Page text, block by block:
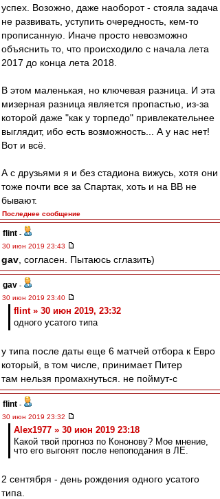
успех. Возожно, даже наоборот - стояла задача
не развивать, уступить очередность, кем-то
прописанную. Иначе просто невозможно
объяснить то, что происходило с начала лета
2017 до конца лета 2018.
В этом маленькая, но ключевая разница. И эта
мизерная разница является пропастью, из-за
которой даже "как у торпедо" привлекательнее
выглядит, ибо есть возможность... А у нас нет!
Вот и всё.
А с друзьями я и без стадиона вижусь, хотя они
тоже почти все за Спартак, хоть и на ВВ не
бывают.
Последнее сообщение
flint -
30 июн 2019 23:43
gav , согласен. Пытаюсь сглазить)
gav -
30 июн 2019 23:40
flint » 30 июн 2019, 23:32
одного усатого типа
у типа после даты еще 6 матчей отбора к Евро
который, в том числе, принимает Питер
там нельзя промахнуться. не поймут-с
flint -
30 июн 2019 23:32
Alex1977 » 30 июн 2019 23:18
Какой твой прогноз по Кононову? Мое мнение,
что его выгонят после непоподания в ЛЕ.
2 сентября - день рождения одного усатого
типа.